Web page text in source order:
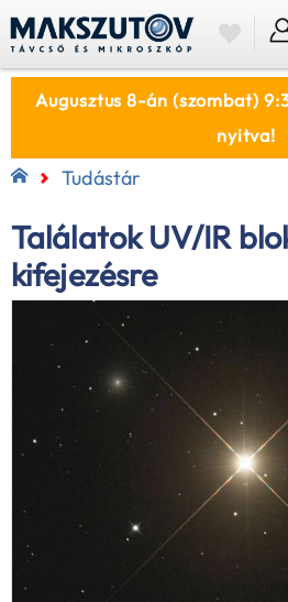
Augusztus 8-án (szombat)
nyitva!
Tudástár
Találatok UV/IR
kifejezésre